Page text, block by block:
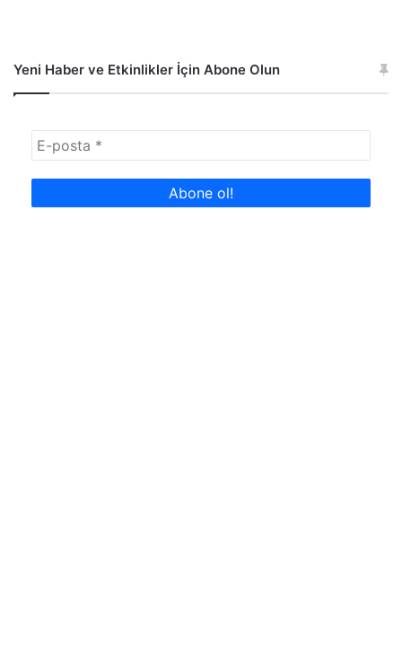
Yeni Haber ve Etkinlikler İçin Abone Olun